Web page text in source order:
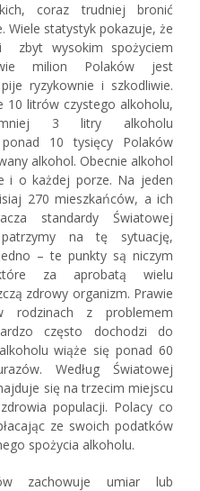
coraz trudniej bronić
Wiele statystyk pokazuje, że
zbyt wysokim spożyciem
milion Polaków jest
ryzykownie i szkodliwie.
10 litrów czystego alkoholu,
3 litry alkoholu
ponad 10 tysięcy Polaków
alkohol. Obecnie alkohol
i o każdej porze. Na jeden
270 mieszkańców, a ich
standardy Światowej
na tę sytuację,
– te punkty są niczym
za aprobatą wielu
zdrowy organizm. Prawie
z problemem
często dochodzi do
wiąże się ponad 60
Według Światowej
się na trzecim miejscu
populacji. Polacy co
ze swoich podatków
spożycia alkoholu.
zachowuje umiar lub